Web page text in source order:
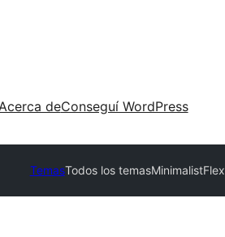
deConseguí WordPress
TemasTodos los temasMinimalistFlex